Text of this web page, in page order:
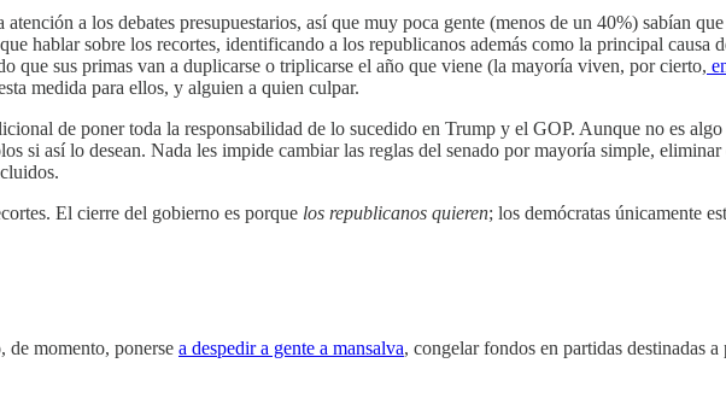
a los debates presupuestarios, así que muy poca gente (menos de un 40%) sabían
hablar sobre los recortes, identificando a los republicanos además como la principal causa
que sus primas van a duplicarse o triplicarse el año que viene (la mayoría viven, por cierto,
medida para ellos, y alguien a quien culpar.
de poner toda la responsabilidad de lo sucedido en Trump y el GOP. Aunque no es
si así lo desean. Nada les impide cambiar las reglas del senado por mayoría simple, eliminar
El cierre del gobierno es porque los republicanos quieren; los demócratas únicamente
de momento, ponerse a despedir a gente a mansalva, congelar fondos en partidas destinadas